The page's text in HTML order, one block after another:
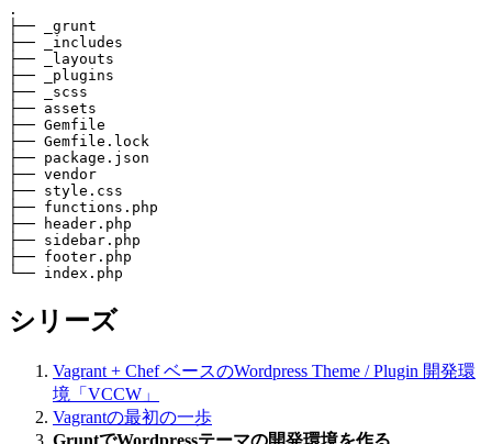
.
├── _grunt
├── _includes
├── _layouts
├── _plugins
├── _scss
├── assets
├── Gemfile
├── Gemfile.lock
├── package.json
├── vendor
├── style.css
├── functions.php
├── header.php
├── sidebar.php
├── footer.php
シリーズ
Vagrant + Chef ベースのWordpress Theme / Plugin 開発環
境「VCCW」
Vagrantの最初の一歩
GruntでWordpressテーマの開発環境を作る